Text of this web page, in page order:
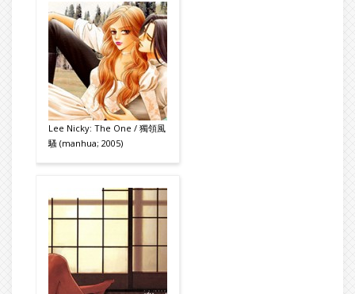
Lee Nicky: The One / 獨領風
騷 (manhua; 2005)